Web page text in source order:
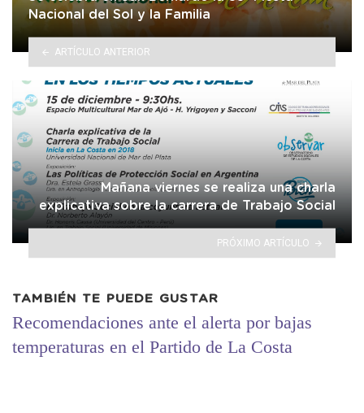
Nacional del Sol y la Familia
ARTÍCULO ANTERIOR
Mañana viernes se realiza una charla
explicativa sobre la carrera de Trabajo Social
PRÓXIMO ARTÍCULO
TAMBIÉN TE PUEDE GUSTAR
Recomendaciones ante el alerta por bajas
temperaturas en el Partido de La Costa